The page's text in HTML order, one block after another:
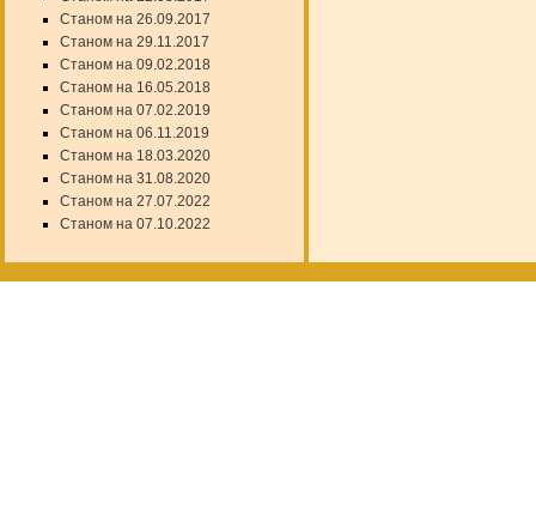
Станом на 26.09.2017
Станом на 29.11.2017
Станом на 09.02.2018
Станом на 16.05.2018
Станом на 07.02.2019
Станом на 06.11.2019
Станом на 18.03.2020
Станом на 31.08.2020
Станом на 27.07.2022
Станом на 07.10.2022